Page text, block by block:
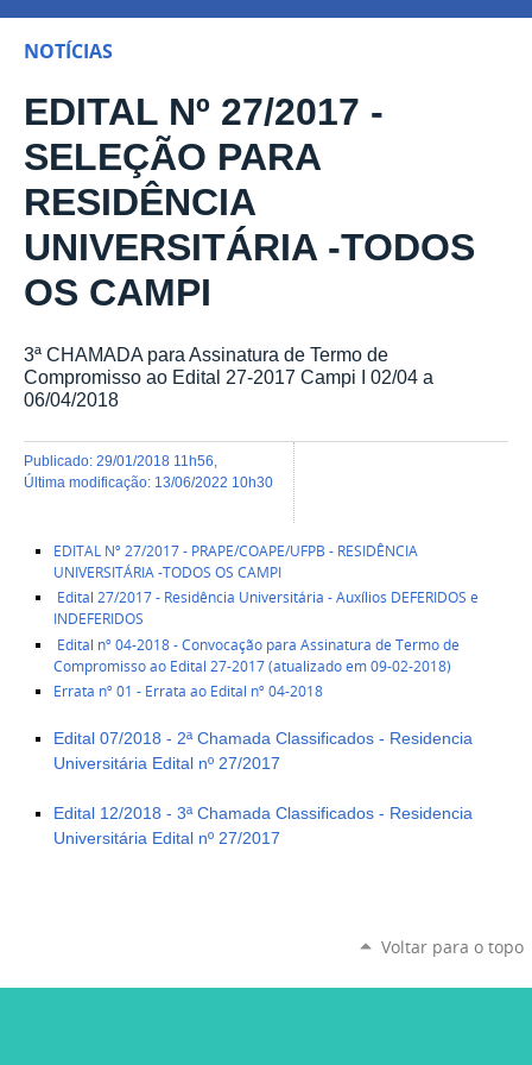
NOTÍCIAS
EDITAL Nº 27/2017 -
SELEÇÃO PARA
RESIDÊNCIA
UNIVERSITÁRIA -TODOS
OS CAMPI
3ª CHAMADA para Assinatura de Termo de
Compromisso ao Edital 27-2017 Campi I 02/04 a
06/04/2018
publicado: 29/01/2018 11h56
última modificação: 13/06/2022 10h30
EDITAL Nº 27/2017 - PRAPE/COAPE/UFPB - RESIDÊNCIA
UNIVERSITÁRIA -TODOS OS CAMPI
Edital 27/2017 - Residência Universitária - Auxílios DEFERIDOS e
INDEFERIDOS
Edital nº 04-2018 - Convocação para Assinatura de Termo de
Compromisso ao Edital 27-2017 (atualizado em 09-02-2018)
Errata nº 01 - Errata ao Edital nº 04-2018
Edital 07/2018 - 2ª Chamada Classificados - Residencia
Universitária Edital nº 27/2017
Edital 12/2018 - 3ª Chamada Classificados - Residencia
Universitária Edital nº 27/2017
Voltar para o topo